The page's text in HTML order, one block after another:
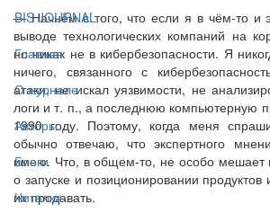
BIS JOURNAL
Главная
О журнале
Авторы
Блоги
Читалка
— Начнём с того, что если я в чём-то и
выводе технологических компаний на
но никак не в кибербезопасности. Я
ничего, связанного с
атаки, не искал уязвимости, не
логи и т. п., а последнюю компьютерную
1990 году. Поэтому, когда меня
обычно отвечаю, что экспертного
имею. Что, в общем-то, не особо мешает
о запуске и позиционировании
их продавать.